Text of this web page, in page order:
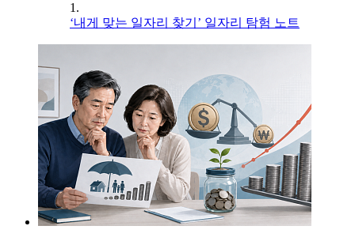
1.
‘내게 맞는 일자리 찾기’ 일자리 탐험 노트